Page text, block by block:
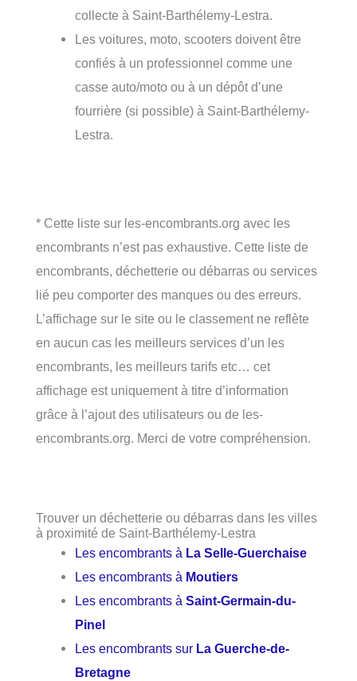
collecte à Saint-Barthélemy-Lestra.
Les voitures, moto, scooters doivent être
confiés à un professionnel comme une
casse auto/moto ou à un dépôt d’une
fourrière (si possible) à Saint-Barthélemy-
Lestra.
* Cette liste sur les-encombrants.org avec les
encombrants n’est pas exhaustive. Cette liste de
encombrants, déchetterie ou débarras ou services
lié peu comporter des manques ou des erreurs.
L’affichage sur le site ou le classement ne reflète
en aucun cas les meilleurs services d’un les
encombrants, les meilleurs tarifs etc… cet
affichage est uniquement à titre d’information
grâce à l’ajout des utilisateurs ou de les-
encombrants.org. Merci de votre compréhension.
Trouver un déchetterie ou débarras dans les villes
à proximité de Saint-Barthélemy-Lestra
Les encombrants à La Selle-Guerchaise
Les encombrants à Moutiers
Les encombrants àSaint-Germain-du-
Pinel
Les encombrants sur La Guerche-de-
Bretagne